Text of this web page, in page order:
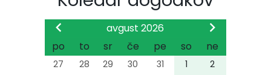
avgust 2026
po
to sr če pe so ne
27 28 29 30 31 1
2